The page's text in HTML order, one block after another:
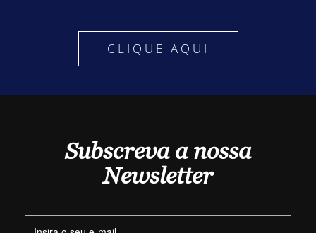
CLIQUE AQUI
Subscreva a nossa
Newsletter